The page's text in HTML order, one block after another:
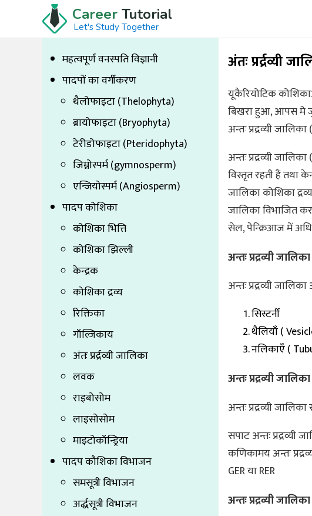
Career Tutorial
Let's Study Together
महत्वपूर्ण वनस्पति विज्ञानी
पादपों का वर्गीकरण
थैलोफाइटा (Thelophyta)
ब्रायोफाइटा (Bryophyta)
टेरीडोफाइटा (Pteridophyta)
जिम्नोस्पर्म (gymnosperm)
एन्जियोस्पर्म (Angiosperm)
पादप कोशिका
कोशिका भित्ति
कोशिका झिल्ली
केन्द्रक
कोशिका द्रव्य
रिक्तिका
गॉल्जिकाय
अंतः प्रर्द्रव्यी जालिका
लवक
राइबोसोम
लाइसोसोम
माइटोकॉन्ड्रिया
पादप कौशिका विभाजन
समसूत्री विभाजन
अर्द्धसूत्री विभाजन
अंतः प्रर्द्रव्यी
यूकैरियोटिक
बिखरा हुआ, आपस मे
अन्तः प्रद्रव्यी जालिका (
अन्तः प्रद्रव्यी जालिका (
विस्तृत रहती हैं तथा
जालिका कोशिका
जालिका विभाजित
सेल, पेन्क्रिआज में
अन्तः प्रद्रव्यी
अन्तः प्रद्रव्यी
सिस्टर्नी
थैलियाँ (
नलिकाएँ (
अन्तः प्रद्रव्यी
अन्तः प्रद्रव्यी
सपाट अन्तः प्रद्रव्यी
कणिकामय अन्तः
GER या RER
अन्तः प्रद्रव्यी